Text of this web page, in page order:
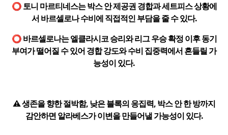
⭕ 토니 마르티네스는 박스 안 제공권 경합과 세트피스 상황에
서 바르셀로나 수비에 직접적인 부담을 줄 수 있다.
⭕ 바르셀로나는 엘클라시코 승리와 리그 우승 확정 이후 동기
부여가 떨어질 수 있어 경합 강도와 수비 집중력에서 흔들릴 가
능성이 있다.
⚠️ 생존을 향한 절박함, 낮은 블록의 응집력, 박스 안 한 방까지
감안하면 알라베스가 이변을 만들어낼 가능성이 있다.